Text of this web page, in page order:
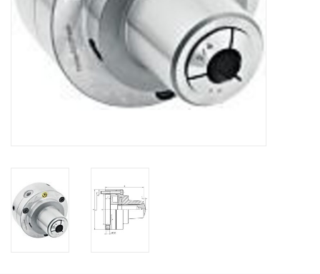
Alles om te Draaien |
Alles om te Zagen |
Alles om te Lassen |
Verspaanbaar materiaal |